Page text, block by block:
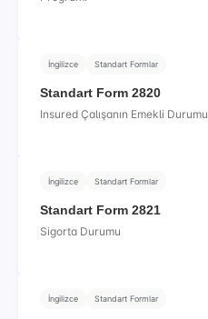
İngilizce Standart Formlar
Standart Form 2820
Insured Çalışanın Emekli Durumu
İngilizce Standart Formlar
Standart Form 2821
Sigorta Durumu
İngilizce Standart Formlar